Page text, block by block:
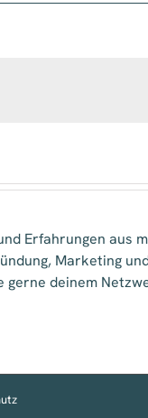
Erfahrungen aus
Marketing
deinem